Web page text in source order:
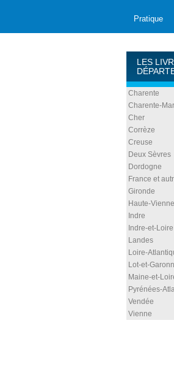
Pratique
LES
Charente
Charente-
Cher
Corrèze
Creuse
Deux Sèvres
Dordogne
France et
Gironde
Haute-Vienne
Indre
Indre-et-Loire
Landes
Loire-
Lot-et-
Maine-et-
Pyrénées-
Vendée
Vienne